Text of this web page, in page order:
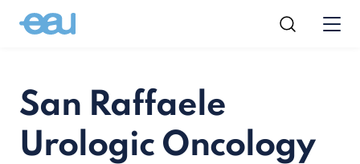
San Raffaele
Urologic Oncology